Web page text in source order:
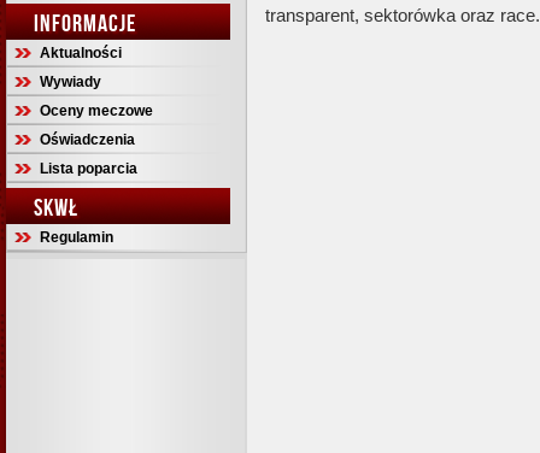
INFORMACJE
Aktualności
Wywiady
Oceny meczowe
Oświadczenia
Lista poparcia
SKWŁ
Regulamin
transparent, sektorówka oraz race.